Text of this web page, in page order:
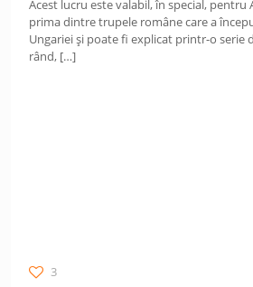
Acest lucru este valabil, în special, pentru
prima dintre trupele române care a
Ungariei și poate fi explicat printr-o serie
rând, […]
3